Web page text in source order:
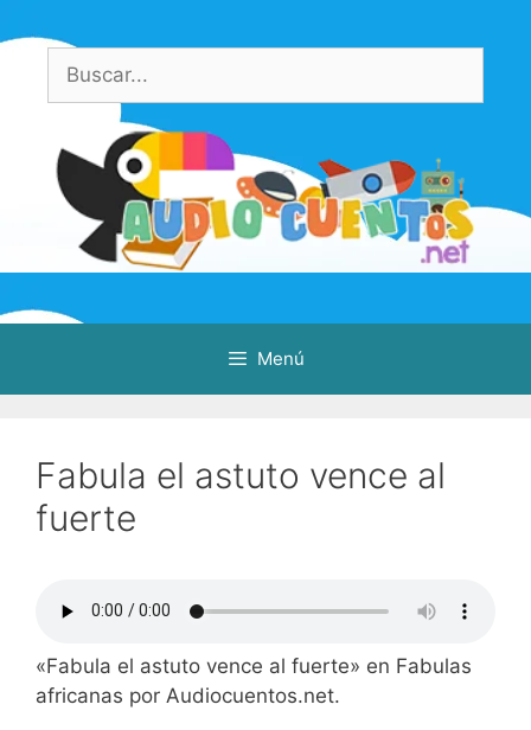
al
contenido
Buscar:
Menú
Fabula el astuto vence al
fuerte
«Fabula el astuto vence al fuerte» en Fabulas
africanas por Audiocuentos.net.